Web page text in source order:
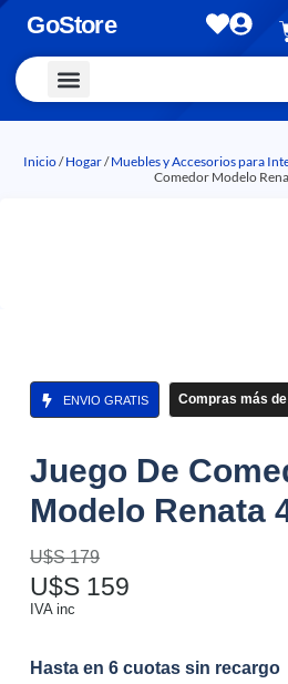
GoStore
Inicio/Hogar/Muebles y Accesorios para
Comedor Modelo
ENVIO GRATIS Compras más
Juego De
Modelo Renata
U$S179
U$S 159
IVA inc
Hasta en 6 cuotas sin recargo